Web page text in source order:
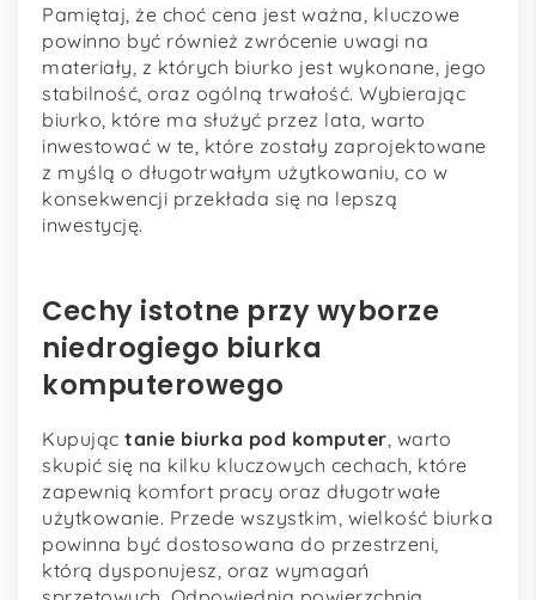
Pamiętaj, że choć cena jest ważna, kluczowe
powinno być również zwrócenie uwagi na
materiały, z których biurko jest wykonane, jego
stabilność, oraz ogólną trwałość. Wybierając
biurko, które ma służyć przez lata, warto
inwestować w te, które zostały zaprojektowane
z myślą o długotrwałym użytkowaniu, co w
konsekwencji przekłada się na lepszą
inwestycję.
Cechy istotne przy wyborze
niedrogiego biurka
komputerowego
Kupując tanie biurka pod komputer, warto
skupić się na kilku kluczowych cechach, które
zapewnią komfort pracy oraz długotrwałe
użytkowanie. Przede wszystkim, wielkość biurka
powinna być dostosowana do przestrzeni,
którą dysponujesz, oraz wymagań